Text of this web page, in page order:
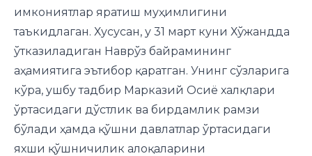
имкониятлар яратиш муҳимлигини
таъкидлаган. Хусусан, у 31 март куни Хўжандда
ўтказиладиган Наврўз байрамининг
аҳамиятига эътибор қаратган. Унинг сўзларига
кўра, ушбу тадбир Марказий Осиё халқлари
ўртасидаги дўстлик ва бирдамлик рамзи
бўлади ҳамда қўшни давлатлар ўртасидаги
яхши қўшничилик алоқаларини